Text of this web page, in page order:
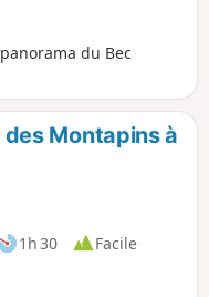
du Bec
Montapins à
1h 30
Facile